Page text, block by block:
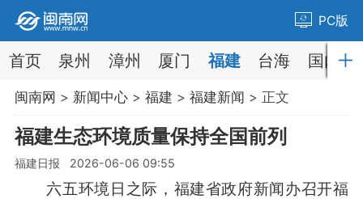
PC版
首页 泉州 漳州 厦门 福建 台海 国内
闽南网 > 新闻中心> 福建 > 福建新闻 > 正文
福建生态环境质量保持全国前列
福建日报 2026-06-06 09:55
六五环境日之际，福建省政府新闻办召开福